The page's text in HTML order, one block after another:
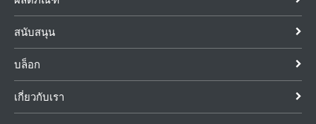
สนับสนุน
บล็อก
เกี่ยวกับเรา